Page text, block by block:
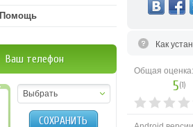
Как
Общая оценка:
5(1)
Помощь
Ваш телефон
Выбрать
СОХРАНИТЬ